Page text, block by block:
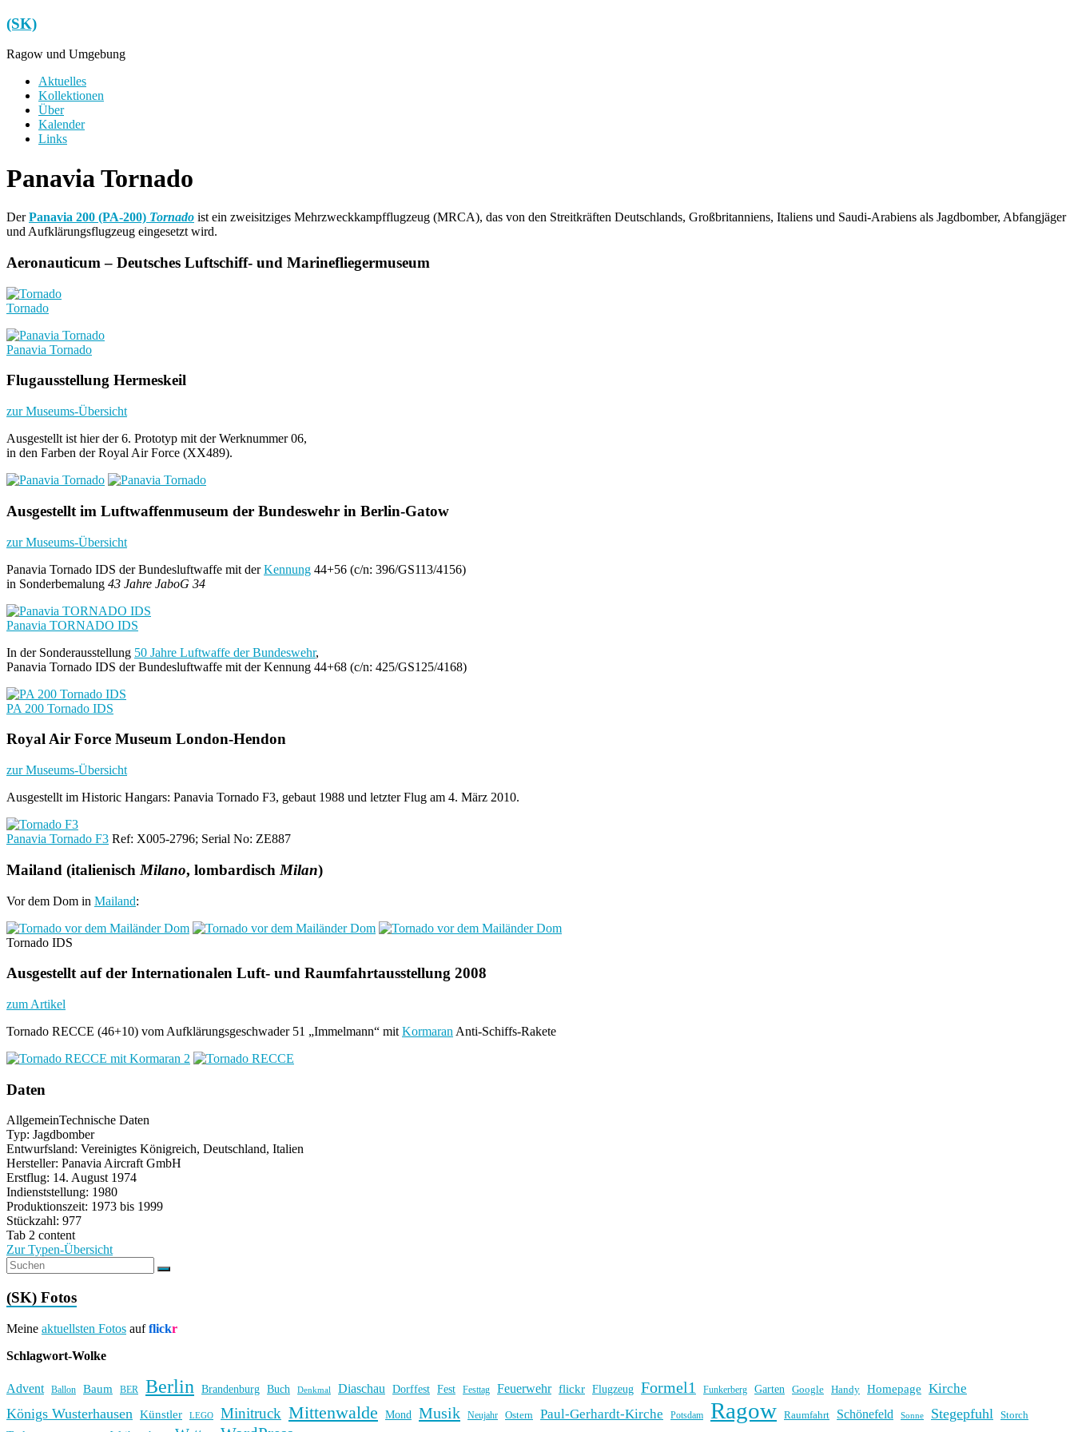
Zum
Inhalt
springen
(SK)
Ragow und Umgebung
Menü
Aktuelles
Kollektionen
Über
Kalender
Links
Panavia Tornado
DerPanavia 200 (PA-200) Tornado ist ein zweisitziges Mehrzweckkampfflugzeug (MRCA), das von den Streitkräften Deutschlands, Großbritanniens, Italiens und Saudi-Arabiens als Jagdbomber, Abfangjäger
und Aufklärungsflugzeug eingesetzt wird.
Aeronauticum – Deutsches Luftschiff- und Marinefliegermuseum
Tornado
Panavia Tornado
Flugausstellung Hermeskeil
zur Museums-Übersicht
Ausgestellt ist hier der 6. Prototyp mit der Werknummer 06,
in den Farben der Royal Air Force (XX489).
Ausgestellt im Luftwaffenmuseum der Bundeswehr in Berlin-Gatow
zur Museums-Übersicht
Panavia Tornado IDS der Bundesluftwaffe mit derKennung 44+56 (c/n: 396/GS113/4156)
in Sonderbemalung 43 Jahre JaboG 34
Panavia TORNADO IDS
In der Sonderausstellung 50 Jahre Luftwaffe der Bundeswehr,
Panavia Tornado IDS der Bundesluftwaffe mit der Kennung 44+68 (c/n: 425/GS125/4168)
PA 200 Tornado IDS
Royal Air Force Museum London-Hendon
zur Museums-Übersicht
Ausgestellt im Historic Hangars: Panavia Tornado F3, gebaut 1988 und letzter Flug am 4. März 2010.
Panavia Tornado F3 Ref: X005-2796; Serial No: ZE887
Mailand (italienisch Milano, lombardisch Milan)
Vor dem Dom in Mailand:
Tornado IDS
Ausgestellt auf der Internationalen Luft- und Raumfahrtausstellung 2008
zum Artikel
Tornado RECCE (46+10) vom Aufklärungsgeschwader 51 „Immelmann“ mit Kormaran Anti-Schiffs-Rakete
Daten
AllgemeinTechnische Daten
Typ: Jagdbomber
Entwurfsland: Vereinigtes Königreich, Deutschland, Italien
Hersteller: Panavia Aircraft GmbH
Erstflug: 14. August 1974
Indienststellung: 1980
Produktionszeit: 1973 bis 1999
Stückzahl: 977
Tab 2 content
Zur Typen-Übersicht
(SK) Fotos
Meine aktuellsten Fotos aufflickr
Schlagwort-Wolke
Advent Ballon Baum BER Berlin Brandenburg Buch Denkmal Diaschau Dorffest Fest Festtag Feuerwehr flickr Flugzeug Formel1 Funkerberg Garten Google Handy Homepage Kirche
Königs Wusterhausen Künstler LEGO Minitruck Mittenwalde Mond Musik Neujahr Ostern Paul-Gerhardt-Kirche Potsdam Ragow Raumfahrt Schönefeld Sonne Stegepfuhl Storch